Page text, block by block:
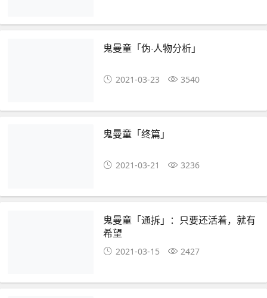
鬼曼童「伪·人物分析」
2021-03-23 3540
鬼曼童「终篇」
2021-03-21 3236
鬼曼童「通拆」：只要还活着，就有
希望
2021-03-15 2427